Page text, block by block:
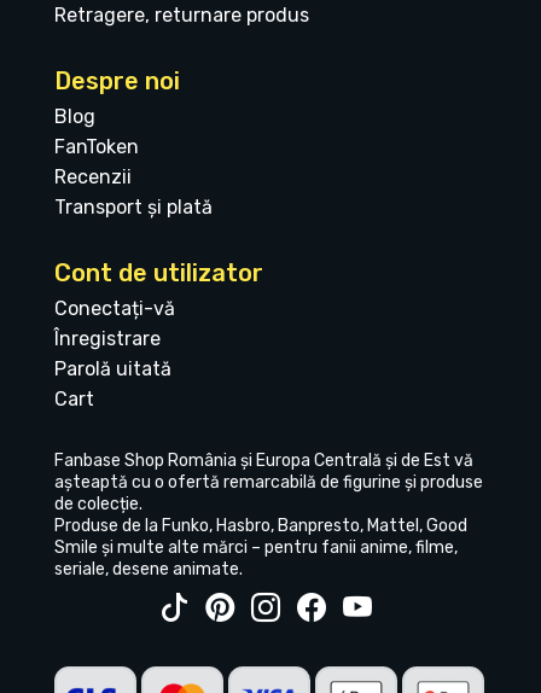
Retragere, returnare produs
Despre noi
Blog
FanToken
Recenzii
Transport și plată
Cont de utilizator
Conectați-vă
Înregistrare
Parolă uitată
Cart
Fanbase Shop România și Europa Centrală și de Est vă
așteaptă cu o ofertă remarcabilă de figurine și produse
de colecție.
Produse de la Funko, Hasbro, Banpresto, Mattel, Good
Smile și multe alte mărci – pentru fanii anime, filme,
seriale, desene animate.